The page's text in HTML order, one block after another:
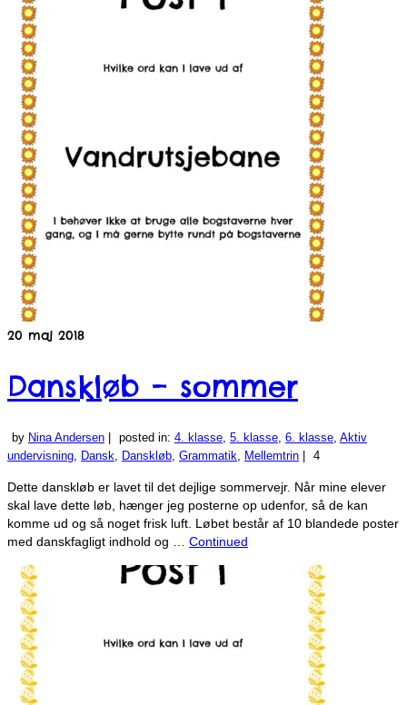
20 maj 2018
Danskløb – sommer
by Nina Andersen posted in: 4. klasse, 5. klasse, 6. klasse, Aktiv
undervisning, Dansk, Danskløb, Grammatik, Mellemtrin 4
Dette danskløb er lavet til det dejlige sommervejr. Når mine elever
skal lave dette løb, hænger jeg posterne op udenfor, så de kan
komme ud og så noget frisk luft. Løbet består af 10 blandede poster
med danskfagligt indhold og … Continued